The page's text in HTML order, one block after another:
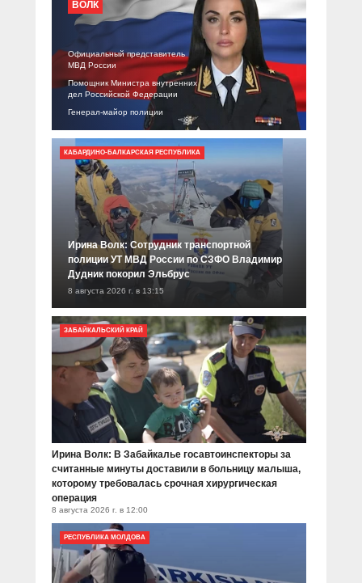
Социальные ролики
Документальные фильмы
Прямой разговор
В знании сила
Специальный репортаж
КиберПОСТОВОЙ
Газета «Щит и меч»
Журнал «Полиция России»
О ПОРТАЛЕ
Контакты
Вакансии
КАБАРДИНО-БАЛКАРСКАЯ РЕСПУБЛИКА
Ирина Волк: Сотрудник транспортной
полиции УТ МВД России по СЗФО Владимир
Дудник покорил Эльбрус
8 августа 2026 г. в 13:15
ЗАБАЙКАЛЬСКИЙ КРАЙ
Ирина Волк: В Забайкалье госавтоинспекторы за
считанные минуты доставили в больницу малыша,
которому требовалась срочная хирургическая
операция
8 августа 2026 г. в 12:00
ВОЛК
Официальный представитель
МВД России
Помощник Министра внутренних
дел Российской Федерации
Генерал-майор полиции
РЕСПУБЛИКА МОЛДОВА